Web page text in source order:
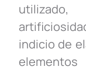
indicio de